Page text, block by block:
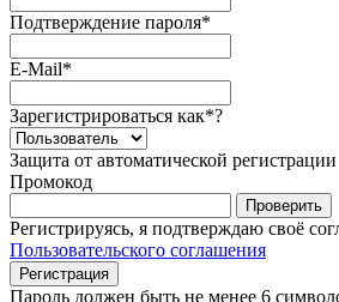
Подтверждение пароля*
E-Mail*
Зарегистрироваться как*?
Защита от автоматической регистрации
Промокод
Регистрируясь, я подтверждаю своё
Пользовательского соглашения
Пароль должен быть не менее 6